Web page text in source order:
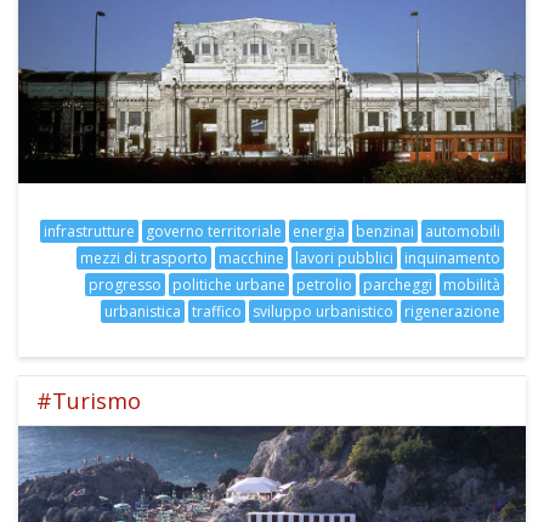
automobili
benzinai
energia
governo territoriale
infrastrutture
inquinamento
lavori pubblici
macchine
mezzi di trasporto
mobilità
parcheggi
petrolio
politiche urbane
progresso
rigenerazione
sviluppo urbanistico
traffico
urbanistica
#Turismo